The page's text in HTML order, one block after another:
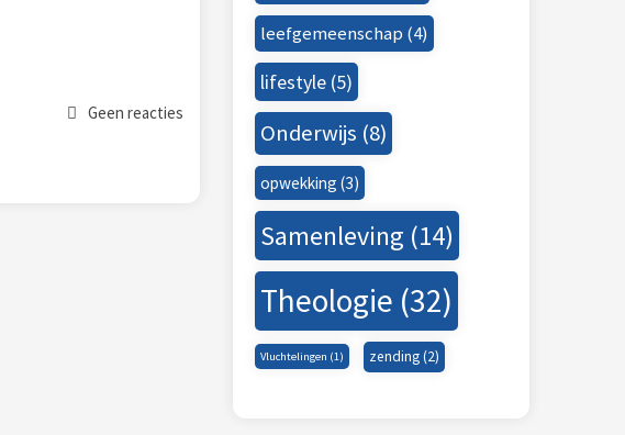
Geen reacties
leefgemeenschap (4)
lifestyle (5)
Onderwijs (8)
opwekking (3)
Samenleving (14)
Theologie (32)
Vluchtelingen (1) zending(2)